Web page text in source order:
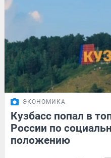
ЭКОНОМИКА
Кузбасс попал в
России по
положению